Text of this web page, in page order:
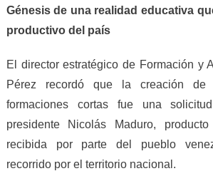
Génesis de una realidad educativa
productivo del país
El director estratégico de Formación y
Pérez recordó que la creación de
formaciones cortas fue una
presidente Nicolás Maduro,
recibida por parte del pueblo
recorrido por el territorio nacional.